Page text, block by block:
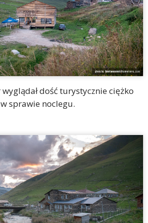
dość turystycznie ciężko
sprawie noclegu.